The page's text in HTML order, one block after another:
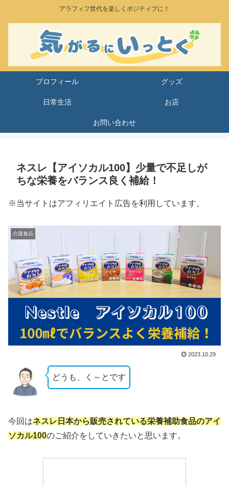
アラフィフ世代を楽しくポジティブに！
プロフィール グッズ
日常生活 お店
お問い合わせ
ネスレ【アイソカル100】少量で不足しが
ちな栄養をバランス良く補給！
※当サイトはアフィリエイト広告を利用しています。
介護食品
2023.10.29
どうも、く～とです
今回はネスレ日本から販売されている栄養補助食品のアイ
ソカル100のご紹介をしていきたいと思います。